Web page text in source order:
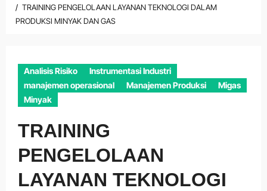
TRAINING PENGELOLAAN LAYANAN TEKNOLOGI DALAM
PRODUKSI MINYAK DAN GAS
Analisis Risiko
Instrumentasi Industri
manajemen operasional
Manajemen Produksi
Migas
Minyak
TRAINING
PENGELOLAAN
LAYANAN TEKNOLOGI